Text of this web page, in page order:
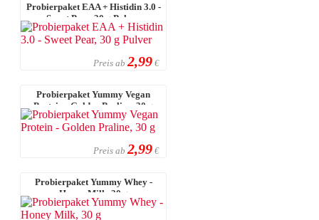
Probierpaket EAA + Histidin 3.0 -
Sweet Pear, 30 g Pulver
Preis ab 2,99 €
Probierpaket Yummy Vegan
Protein - Golden Praline, 30 g
Preis ab 2,99 €
Probierpaket Yummy Whey -
Honey Milk, 30 g